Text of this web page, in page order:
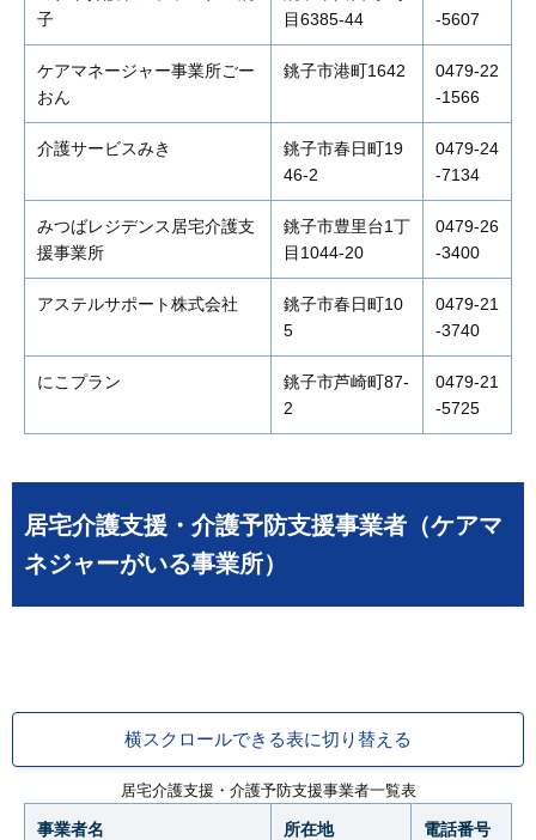
子
目6385-44
-5607
ケアマネージャー事業所ごー
おん
銚子市港町1642
0479-22
-1566
介護サービスみき
銚子市春日町19
46-2
0479-24
-7134
みつばレジデンス居宅介護支
援事業所
銚子市豊里台1丁
目1044-20
0479-26
-3400
アステルサポート株式会社
銚子市春日町10
5
0479-21
-3740
にこプラン
銚子市芦崎町87-
2
0479-21
-5725
居宅介護支援・介護予防支援事業者（ケアマ
ネジャーがいる事業所）
横スクロールできる表に切り替える
居宅介護支援・介護予防支援事業者一覧表
事業者名 所在地 電話番号